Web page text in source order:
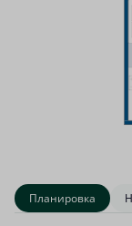
Планировка